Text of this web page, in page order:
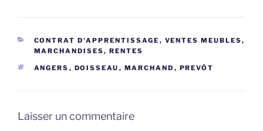
CATÉGORIES
CONTRAT D'APPRENTISSAGE , VENTES MEUBLES,
MARCHANDISES, RENTES
ÉTIQUETTES
ANGERS , DOISSEAU , MARCHAND , PREVÔT
Laisser un commentaire